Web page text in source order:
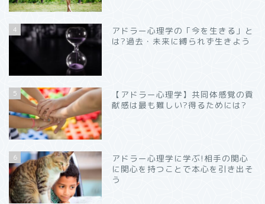
4
アドラー心理学の「今を生きる」と
は?過去・未来に縛られず生きよう
5
【アドラー心理学】共同体感覚の貢
献感は最も難しい?得るためには?
6
アドラー心理学に学ぶ!相手の関心
に関心を持つことで本心を引き出そ
う